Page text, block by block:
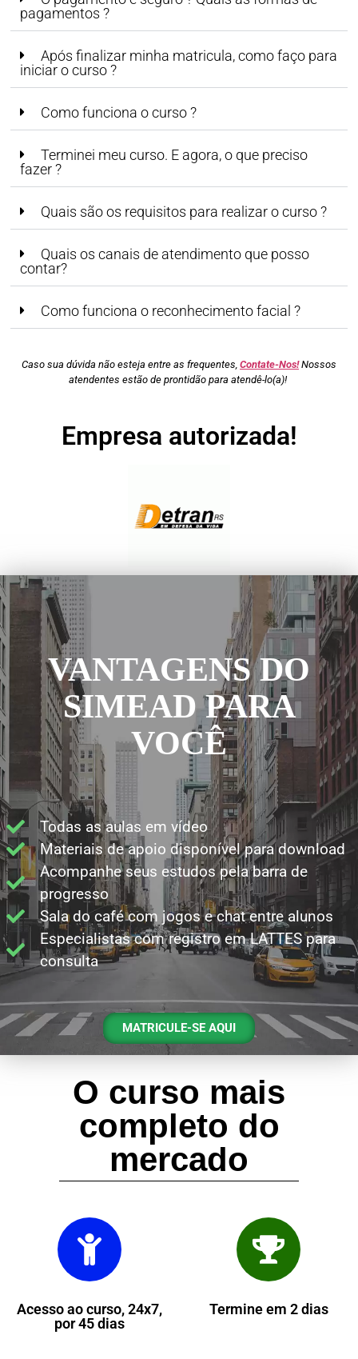
pagamentos ?
Após finalizar minha matricula, como faço para
iniciar o curso ?
Como funciona o curso ?
Terminei meu curso. E agora, o que preciso
fazer ?
Quais são os requisitos para realizar o curso ?
Quais os canais de atendimento que posso
contar?
Como funciona o reconhecimento facial ?
Caso sua dúvida não esteja entre as frequentes, Contate-Nos!Nossos
atendentes estão de prontidão para atendê-lo(a)!
Empresa autorizada!
VANTAGENS DO
SIMEAD PARA
VOCÊ
Todas as aulas em vídeo
Materiais de apoio disponível para download
Acompanhe seus estudos pela barra de
progresso
Sala do café com jogos e chat entre alunos
Especialistas com registro em LATTES para
consulta
MATRICULE-SE AQUI
O curso mais
completo do
mercado
Acesso ao curso, 24x7,
por 45 dias
Termine em 2 dias